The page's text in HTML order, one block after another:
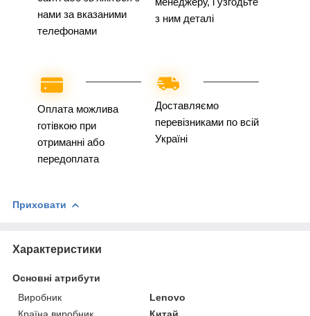
нами за вказаними
телефонами
з ним деталі
Оплата можлива
готівкою при
отриманні або
передоплата
Доставляємо
перевізниками по всій
Україні
Приховати
Характеристики
Основні атрибути
Виробник
Lenovo
Країна виробник
Китай